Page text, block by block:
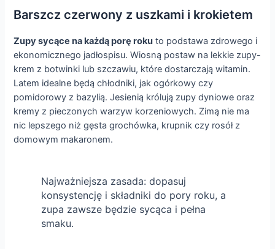
Barszcz czerwony z uszkami i krokietem
Zupy sycące na każdą porę roku to podstawa zdrowego i
ekonomicznego jadłospisu. Wiosną postaw na lekkie zupy-
krem z botwinki lub szczawiu, które dostarczają witamin.
Latem idealne będą chłodniki, jak ogórkowy czy
pomidorowy z bazylią. Jesienią królują zupy dyniowe oraz
kremy z pieczonych warzyw korzeniowych. Zimą nie ma
nic lepszego niż gęsta grochówka, krupnik czy rosół z
domowym makaronem.
Najważniejsza zasada: dopasuj
konsystencję i składniki do pory roku, a
zupa zawsze będzie sycąca i pełna
smaku.